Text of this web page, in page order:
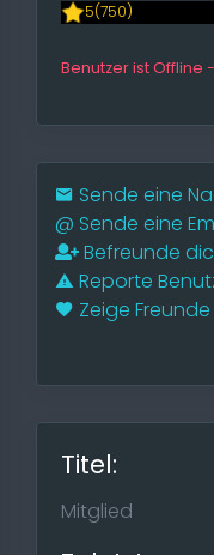
5(750)
Benutzer ist
Sende eine
@ Sende eine
Befreunde
Reporte
Zeige
Titel:
Mitglied